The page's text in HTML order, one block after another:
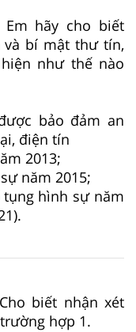
Em hãy cho biết
và bí mật thư tín,
như thế nào
bảo đảm an
điện tín
2013;
năm 2015;
hình sự năm
Cho biết nhận xét
hợp 1.